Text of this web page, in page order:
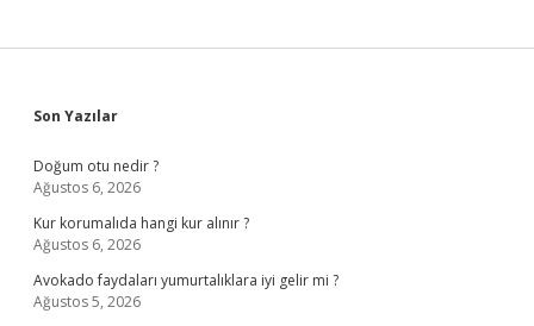
Sidebar
Son Yazılar
Doğum otu nedir ?
Ağustos 6, 2026
Kur korumalıda hangi kur alınır ?
Ağustos 6, 2026
Avokado faydaları yumurtalıklara iyi gelir mi ?
Ağustos 5, 2026